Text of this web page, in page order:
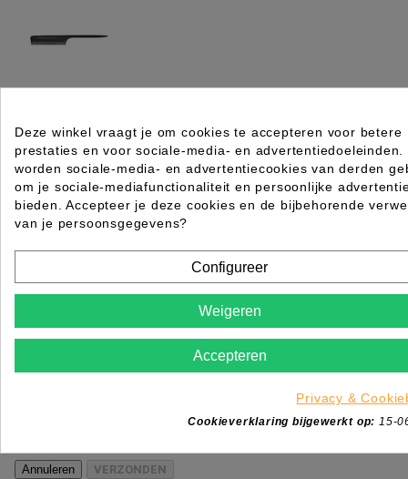
Rating forQuality
Please choose a rating for your review.
Uw naam
occaecat deserunt aliquip nisi ex deserunt.
Annuleren VERZONDEN
Deze winkel vraagt je om cookies te accepteren voor betere
prestaties en voor sociale-media- en advertentiedoeleinden.
worden sociale-media- en advertentiecookies van derden
om je sociale-mediafunctionaliteit en persoonlijke
bieden. Accepteer je deze cookies en de bijbehorende
van je persoonsgegevens?
Configureer
Weigeren
Accepteren
Privacy &
Cookieverklaring bijgewerkt op: 15-